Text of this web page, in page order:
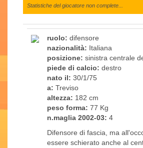
Statistiche del giocatore non complete...
ruolo: difensore
nazionalità: Italiana
posizione: sinistra centrale
piede di calcio: destro
nato il: 30/1/75
a: Treviso
altezza: 182 cm
peso forma: 77 Kg
n.maglia 2002-03: 4
Difensore di fascia, ma
essere schierato anche al